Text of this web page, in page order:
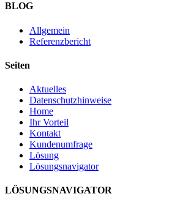
BLOG
Allgemein
Referenzbericht
Seiten
Aktuelles
Datenschutzhinweise
Home
Ihr Vorteil
Kontakt
Kundenumfrage
Lösung
Lösungsnavigator
LÖSUNGSNAVIGATOR